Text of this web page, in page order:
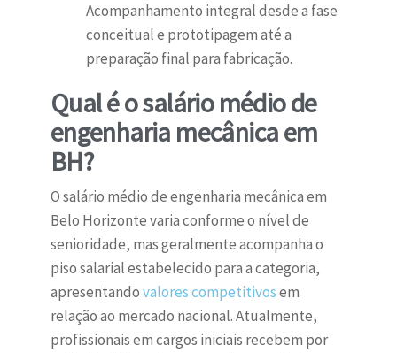
Acompanhamento integral desde a fase
conceitual e prototipagem até a
preparação final para fabricação.
Qual é o salário médio de
engenharia mecânica em
BH?
O salário médio de engenharia mecânica em
Belo Horizonte varia conforme o nível de
senioridade, mas geralmente acompanha o
piso salarial estabelecido para a categoria,
apresentandovalores competitivosem
relação ao mercado nacional. Atualmente,
profissionais em cargos iniciais recebem por